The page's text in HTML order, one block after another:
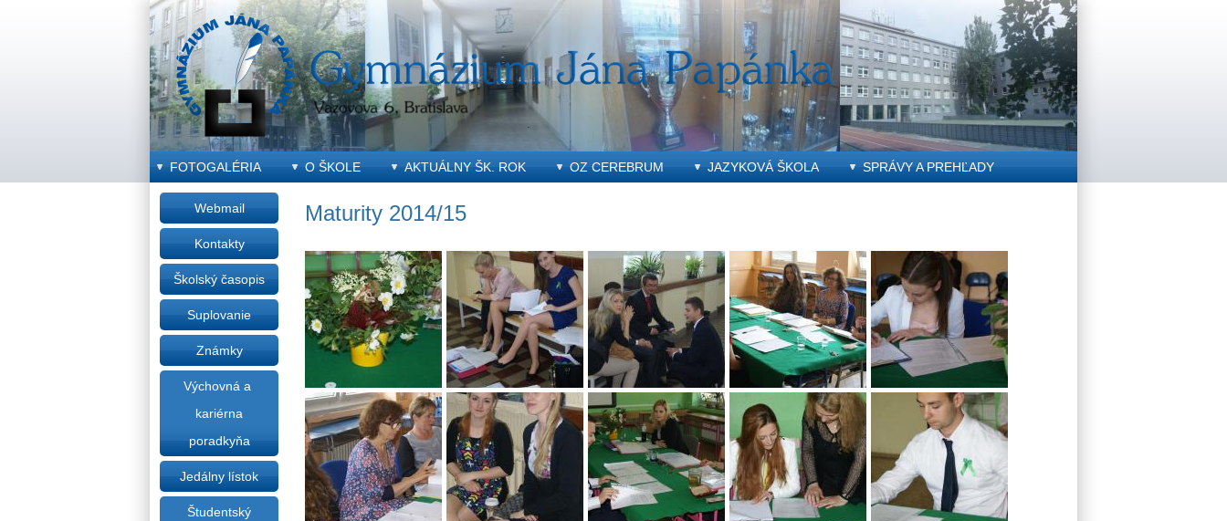
FOTOGALÉRIA O ŠKOLE AKTUÁLNY ŠK. ROK OZ CEREBRUM JAZYKOVÁ ŠKOLA SPRÁVY A PREHĽADY
Maturity 2014/15
Webmail
Kontakty
Školský časopis
Suplovanie
Známky
Výchovná a
kariérna
poradkyňa
Jedálny lístok
Študentský